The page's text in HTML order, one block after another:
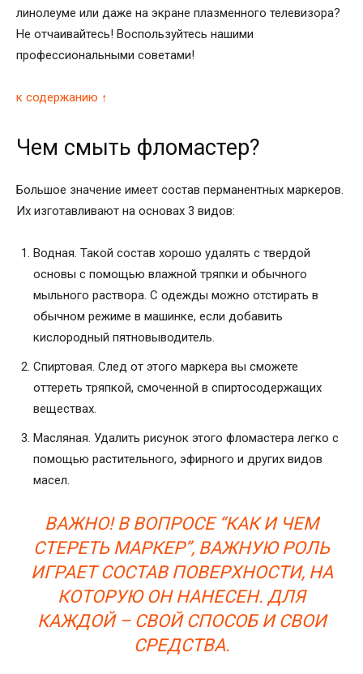
линолеуме или даже на экране плазменного телевизора?
Не отчаивайтесь! Воспользуйтесь нашими
профессиональными советами!
к содержанию ↑
Чем смыть фломастер?
Большое значение имеет состав перманентных маркеров.
Их изготавливают на основах 3 видов:
Водная. Такой состав хорошо удалять с твердой
основы с помощью влажной тряпки и обычного
мыльного раствора. С одежды можно отстирать в
обычном режиме в машинке, если добавить
кислородный пятновыводитель.
Спиртовая. След от этого маркера вы сможете
оттереть тряпкой, смоченной в спиртосодержащих
веществах.
Масляная. Удалить рисунок этого фломастера легко с
помощью растительного, эфирного и других видов
масел.
ВАЖНО! В ВОПРОСЕ “КАК И ЧЕМ
СТЕРЕТЬ МАРКЕР”, ВАЖНУЮ РОЛЬ
ИГРАЕТ СОСТАВ ПОВЕРХНОСТИ, НА
КОТОРУЮ ОН НАНЕСЕН. ДЛЯ
КАЖДОЙ – СВОЙ СПОСОБ И СВОИ
СРЕДСТВА.